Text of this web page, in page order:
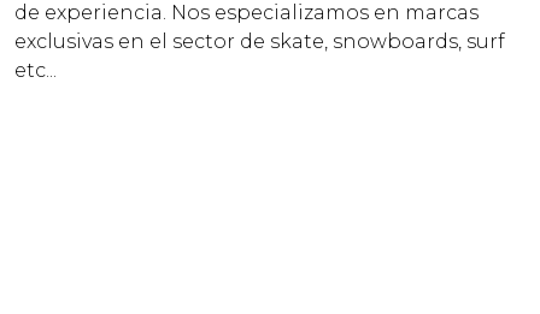
de experiencia. Nos especializamos en marcas
exclusivas en el sector de skate, snowboards, surf
etc...